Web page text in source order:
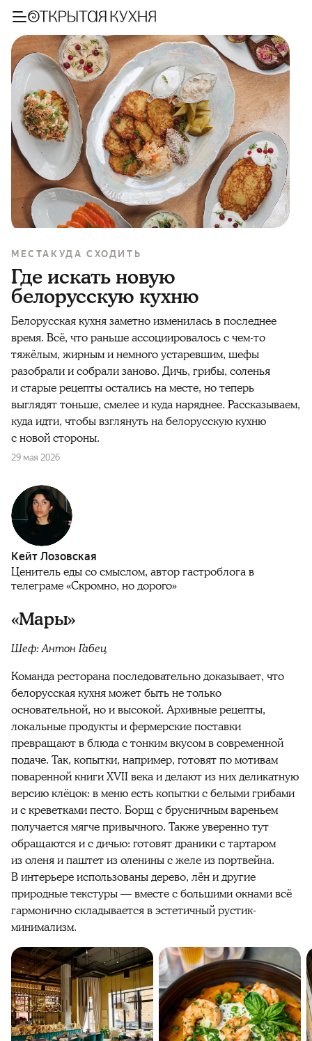
МЕСТА КУДА СХОДИТЬ
Где искать новую
белорусскую кухню
Белорусская кухня заметно изменилась в последнее
время. Всё, что раньше ассоциировалось с чем-то
тяжёлым, жирным и немного устаревшим, шефы
разобрали и собрали заново. Дичь, грибы, соленья
и старые рецепты остались на месте, но теперь
выглядят тоньше, смелее и куда наряднее. Рассказываем,
куда идти, чтобы взглянуть на белорусскую кухню
с новой стороны.
29 мая 2026
Кейт Лозовская
Ценитель еды со смыслом, автор гастроблога в
телеграме «Скромно, но дорого»
«Мары»
Шеф: Антон Габец
Команда ресторана последовательно доказывает, что
белорусская кухня может быть не только
основательной, но и высокой. Архивные рецепты,
локальные продукты и фермерские поставки
превращают в блюда с тонким вкусом в современной
подаче. Так, копытки, например, готовят по мотивам
поваренной книги XVII века и делают из них деликатную
версию клёцок: в меню есть копытки с белыми грибами
и с креветками песто. Борщ с брусничным вареньем
получается мягче привычного. Также уверенно тут
обращаются и с дичью: готовят драники с тартаром
из оленя и паштет из оленины с желе из портвейна.
В интерьере использованы дерево, лён и другие
природные текстуры — вместе с большими окнами всё
гармонично складывается в эстетичный рустик-
минимализм.